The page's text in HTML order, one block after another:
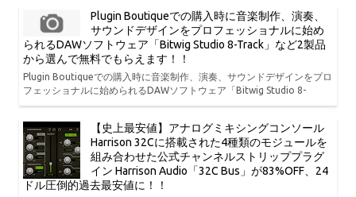
Plugin Boutiqueでの購入時に音楽制作、演奏、
サウンドデザインをプロフェッショナルに始め
られるDAWソフトウェア「Bitwig Studio 8-Track」など2製品
から選んで無料でもらえます！！
Plugin Boutiqueでの購入時に音楽制作、演奏、サウンドデザインをプロ
フェッショナルに始められるDAWソフトウェア「Bitwig Studio 8-
【史上最安値】アナログミキシングコンソール
Harrison 32Cに搭載された4種類のモジュールを
組み合わせた公式チャンネルストリッププラグ
イン Harrison Audio「32C Bus」が83%OFF、24
ドル圧倒的過去最安値に！！